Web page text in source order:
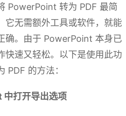
PowerPoint 转为 PDF 最简
它无需额外工具或软件，就能
确。由于 PowerPoint 本身已
快速又轻松。以下是使用此功
PDF 的方法：
打开导出选项